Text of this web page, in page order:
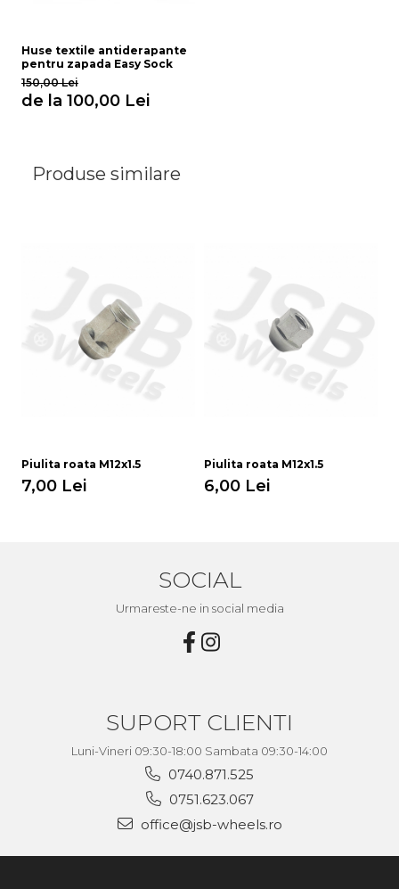
Huse textile antiderapante
pentru zapada Easy Sock
150,00 Lei
de la 100,00 Lei
Produse similare
Piulita roata M12x1.5
7,00 Lei
Piulita roata M12x1.5
6,00 Lei
SOCIAL
Urmareste-ne in social media
SUPORT CLIENTI
Luni-Vineri 09:30-18:00 Sambata 09:30-14:00
0740.871.525
0751.623.067
office@jsb-wheels.ro